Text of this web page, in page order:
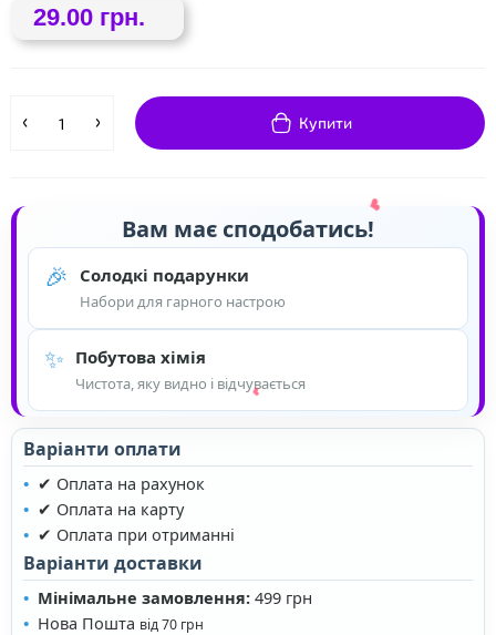
29.00 грн.
Купити
Вам має сподобатись!
🎉 Солодкі подарунки
Набори для гарного настрою
✨ Побутова хімія
Чистота, яку видно і відчувається
Варіанти оплати
✔ Оплата на рахунок
✔ Оплата на карту
✔ Оплата при отриманні
Варіанти доставки
Мінімальне замовлення: 499 грн
Нова Пошта від 70 грн
❤
❤